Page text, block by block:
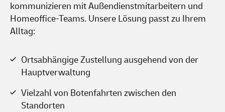
kommunizieren mit Außendienstmitarbeitern und
Homeoffice-Teams. Unsere Lösung passt zu Ihrem
Alltag:
Ortsabhängige Zustellung ausgehend von der
Hauptverwaltung
Vielzahl von Botenfahrten zwischen den
Standorten